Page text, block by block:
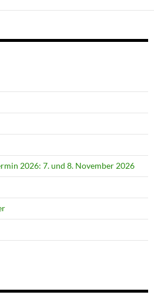
2026: 7. und 8. November 2026